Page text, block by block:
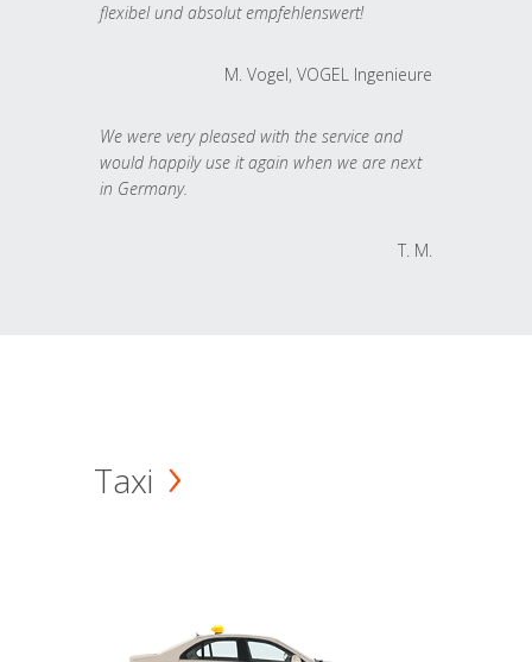
flexibel und absolut empfehlenswert!
M. Vogel, VOGEL Ingenieure
We were very pleased with the service and
would happily use it again when we are next
in Germany.
T. M.
Taxi